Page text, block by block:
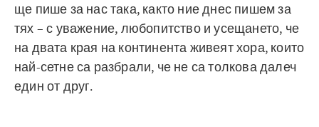
ще пише за нас така, както ние днес пишем за
тях – с уважение, любопитство и усещането, че
на двата края на континента живеят хора, които
най-сетне са разбрали, че не са толкова далеч
един от друг.